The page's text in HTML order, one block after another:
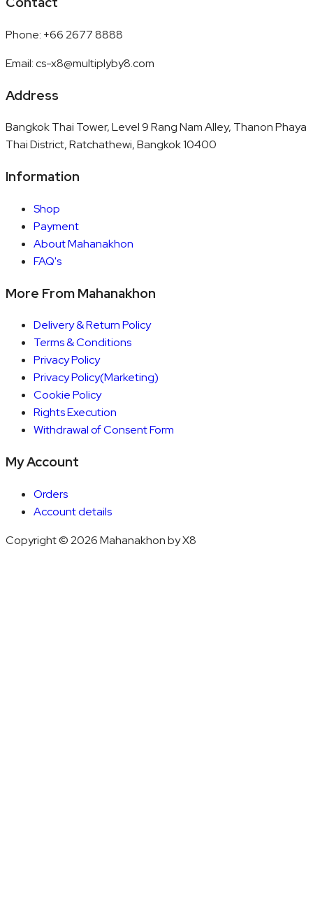
Phone: +66 2677 8888
Email:cs-x8@multiplyby8.com
Address
Bangkok Thai Tower, Level 9 Rang Nam Alley, Thanon Phaya
Thai District, Ratchathewi, Bangkok 10400
Information
Shop
Payment
About Mahanakhon
FAQ's
More From Mahanakhon
Delivery & Return Policy
Terms & Conditions
Privacy Policy
Privacy Policy(Marketing)
Cookie Policy
Rights Execution
Withdrawal of Consent Form
My Account
Orders
Account details
Copyright © 2026 Mahanakhon by X8